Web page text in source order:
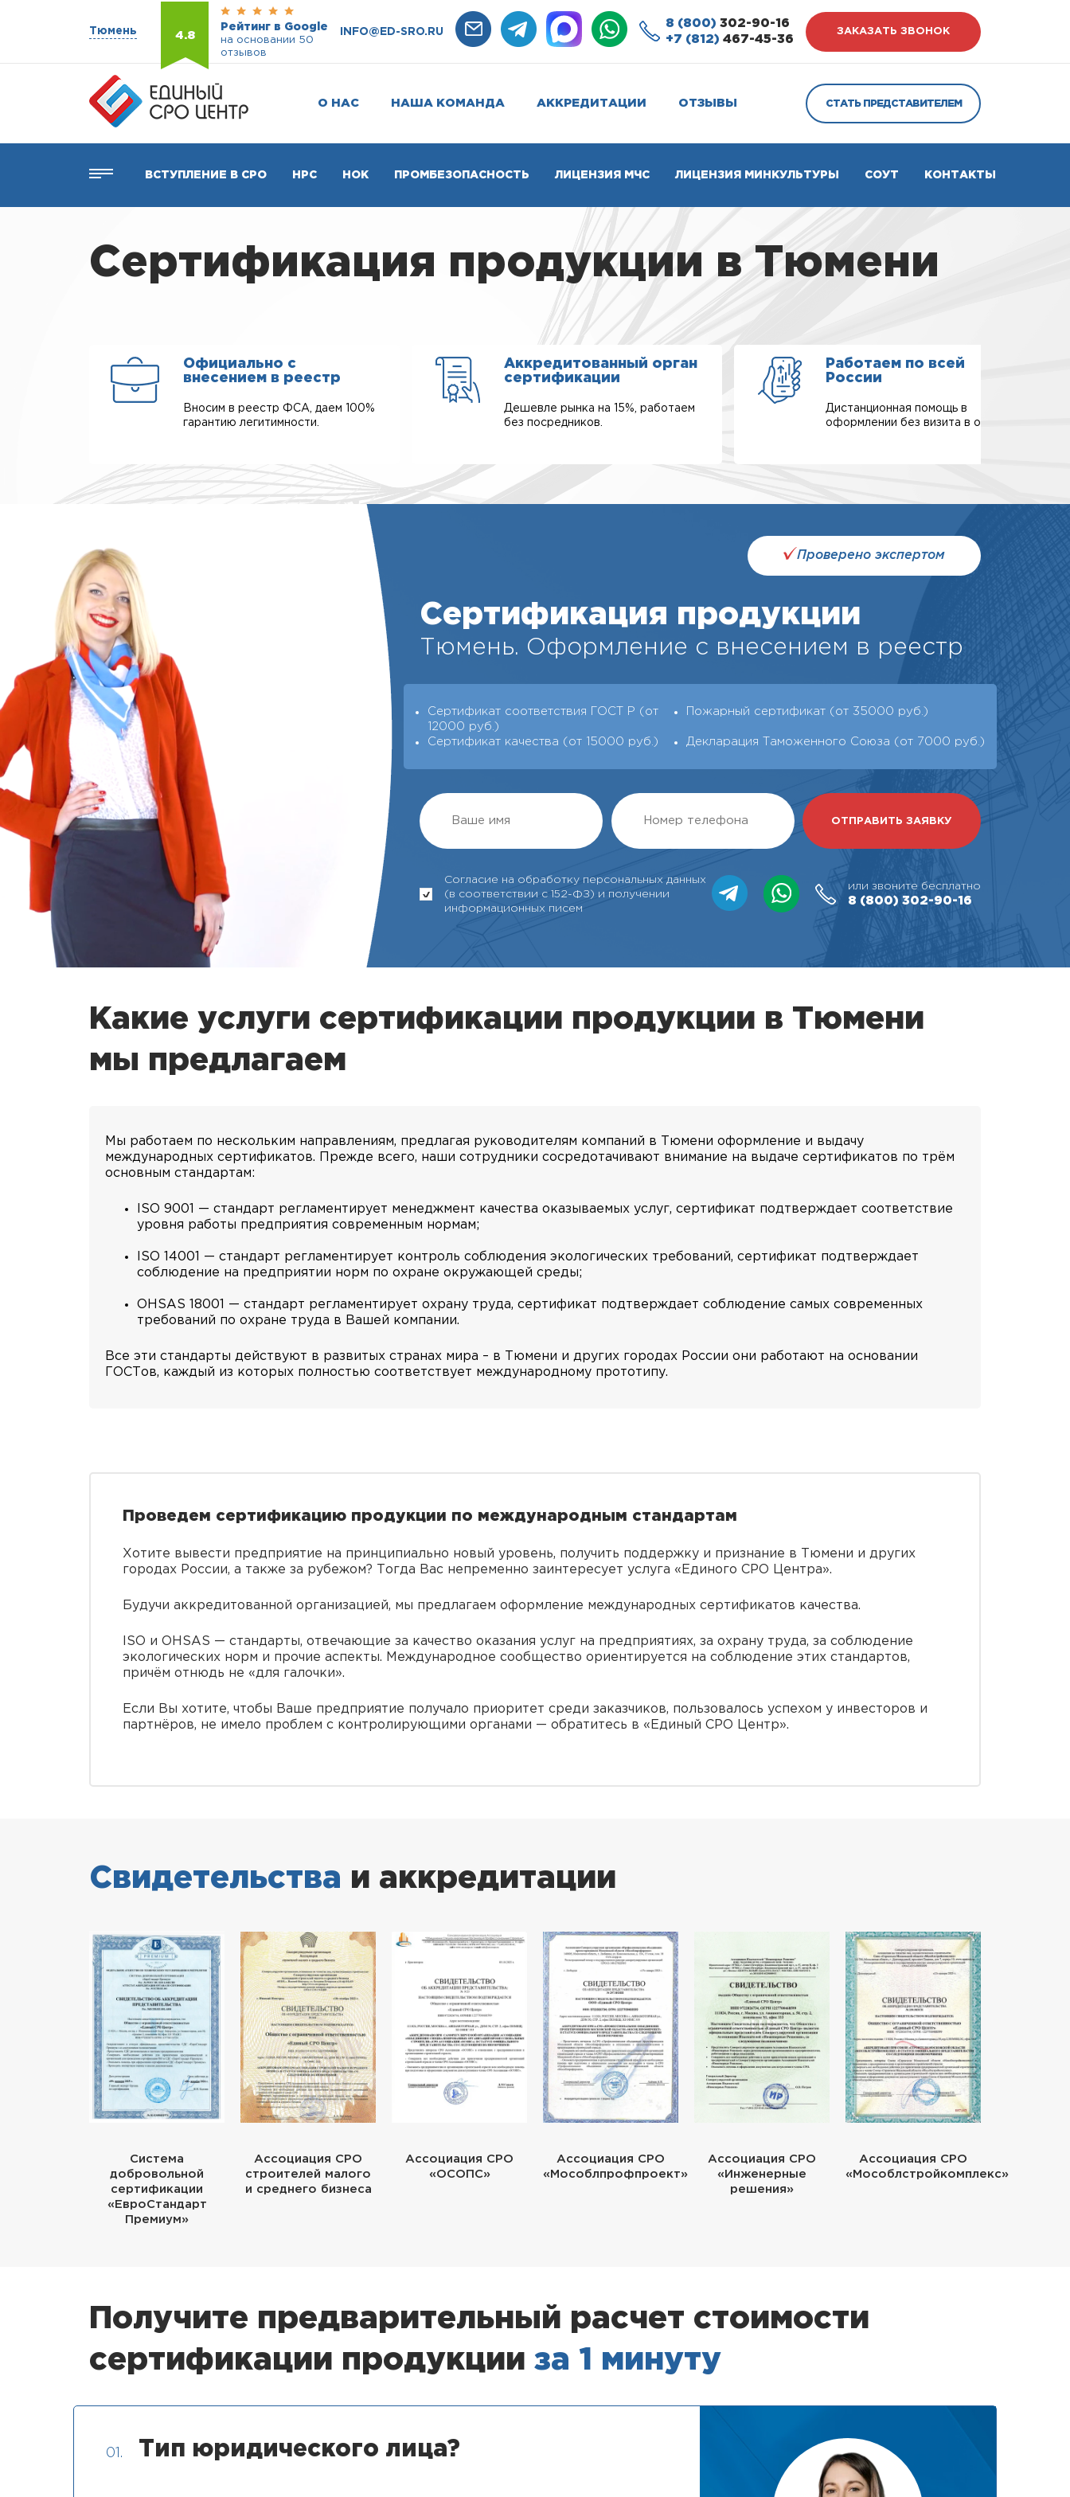
Тюмень 4.8
Рейтинг в Google
на основании 50
отзывов
INFO@ED-SRO.RU
8 (800) 302-90-16
+7 (812) 467-45-36
ЗАКАЗАТЬ ЗВОНОК
О НАС НАША КОМАНДА АККРЕДИТАЦИИ ОТЗЫВЫ СТАТЬ ПРЕДСТАВИТЕЛЕМ
ВСТУПЛЕНИЕ В СРО НРС НОК ПРОМБЕЗОПАСНОСТЬ ЛИЦЕНЗИЯ МЧС ЛИЦЕНЗИЯ МИНКУЛЬТУРЫ СОУТ КОНТАКТЫ
Сертификация продукции в Тюмени
Официально с
внесением в реестр
Вносим в реестр ФСА, даем 100%
гарантию легитимности.
Аккредитованный орган
сертификации
Дешевле рынка на 15%, работаем
без посредников.
Работаем по всей
России
Дистанционная помощь в
оформлении без визита в офис.
Проверено экспертом
Сертификация продукции
Тюмень. Оформление с внесением в реестр
Сертификат соответствия ГОСТ Р (от
12000 руб.)
Пожарный сертификат (от 35000 руб.)
Сертификат качества (от 15000 руб.) Декларация Таможенного Союза (от 7000 руб.)
Согласие на обработку персональных данных
(в соответствии с 152-ФЗ) и получении
информационных писем
или звоните бесплатно
8 (800) 302-90-16
Какие услуги сертификации продукции в Тюмени
мы предлагаем
Мы работаем по нескольким направлениям, предлагая руководителям компаний в Тюмени оформление и выдачу
международных сертификатов. Прежде всего, наши сотрудники сосредотачивают внимание на выдаче сертификатов по трём
основным стандартам:
ISO 9001 — стандарт регламентирует менеджмент качества оказываемых услуг, сертификат подтверждает соответствие
уровня работы предприятия современным нормам;
ISO 14001 — стандарт регламентирует контроль соблюдения экологических требований, сертификат подтверждает
соблюдение на предприятии норм по охране окружающей среды;
OHSAS 18001 — стандарт регламентирует охрану труда, сертификат подтверждает соблюдение самых современных
требований по охране труда в Вашей компании.
Все эти стандарты действуют в развитых странах мира – в Тюмени и других городах России они работают на основании
ГОСТов, каждый из которых полностью соответствует международному прототипу.
Проведем сертификацию продукции по международным стандартам
Хотите вывести предприятие на принципиально новый уровень, получить поддержку и признание в Тюмени и других
городах России, а также за рубежом? Тогда Вас непременно заинтересует услуга «Единого СРО Центра».
Будучи аккредитованной организацией, мы предлагаем оформление международных сертификатов качества.
ISO и OHSAS — стандарты, отвечающие за качество оказания услуг на предприятиях, за охрану труда, за соблюдение
экологических норм и прочие аспекты. Международное сообщество ориентируется на соблюдение этих стандартов,
причём отнюдь не «для галочки».
Если Вы хотите, чтобы Ваше предприятие получало приоритет среди заказчиков, пользовалось успехом у инвесторов и
партнёров, не имело проблем с контролирующими органами — обратитесь в «Единый СРО Центр».
Свидетельства и аккредитации
Система
добровольной
сертификации
«ЕвроСтандарт
Премиум»
Ассоциация СРО
строителей малого
и среднего бизнеса
Ассоциация СРО
«ОСОПС»
Ассоциация СРО
«Мособлпрофпроект»
Ассоциация СРО
«Инженерные
решения»
Ассоциация СРО
«Мособлстройкомплекс»
Получите предварительный расчет стоимости
сертификации продукции за 1 минуту
01. Тип юридического лица?